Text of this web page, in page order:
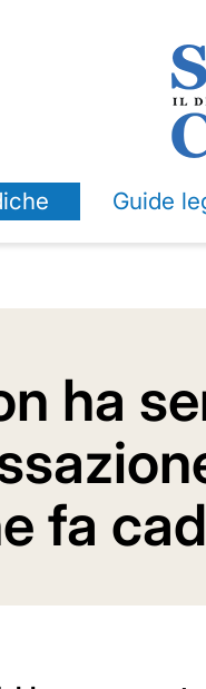
Guide
ha
fa